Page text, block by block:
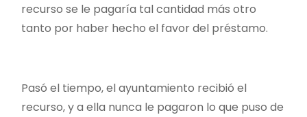
recurso se le pagaría tal cantidad más otro
tanto por haber hecho el favor del préstamo.
Pasó el tiempo, el ayuntamiento recibió el
recurso, y a ella nunca le pagaron lo que puso de